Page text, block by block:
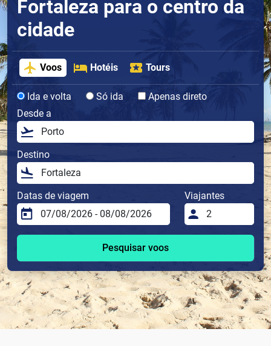
Fortaleza para o centro da
cidade
Voos Hotéis Tours
Ida e volta Só ida
Apenas direto
Desde a
Destino
Datas de viagem Viajantes
Pesquisar voos